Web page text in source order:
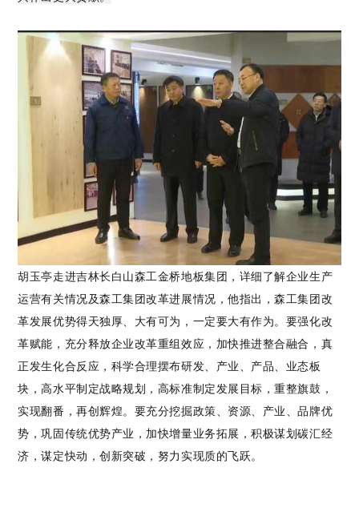
胡玉亭走进吉林长白山森工金桥地板集团，详细了解企业生产
运营有关情况及森工集团改革进展情况，他指出，森工集团改
革发展优势得天独厚、大有可为，一定要大有作为。要强化改
革赋能，充分释放企业改革重组效应，加快推进整合融合，真
正发生化合反应，科学合理摆布研发、产业、产品、业态板
块，高水平制定战略规划，高标准制定发展目标，重整旗鼓，
实现翻番，再创辉煌。要充分挖掘政策、资源、产业、品牌优
势，巩固传统优势产业，加快增量业务拓展，积极谋划碳汇经
济，谋定快动，创新突破，努力实现质的飞跃。